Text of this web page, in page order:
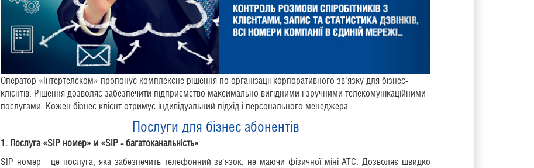
Оператор «Інтертелеком» пропонує комплексне рішення по організації корпоративного зв'язку для бізнес-
клієнтів. Рішення дозволяє забезпечити підприємство максимально вигідними і зручними телекомунікаційними
послугами. Кожен бізнес клієнт отримує індивідуальний підхід і персонального менеджера.
Послуги для бізнес абонентів
1. Послуга «SIP номер» и «SIP - багатоканальність»
SIP номер - це послуга, яка забезпечить телефонний зв'язок, не маючи фізичної міні-АТС. Дозволяє швидко